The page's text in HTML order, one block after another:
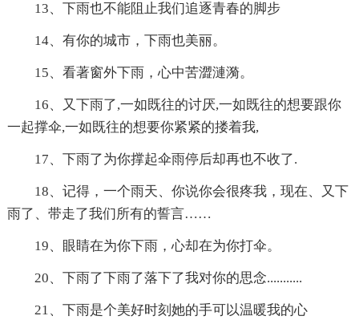
13、下雨也不能阻止我们追逐青春的脚步
14、有你的城市，下雨也美丽。
15、看著窗外下雨，心中苦澀漣漪。
16、又下雨了,一如既往的讨厌,一如既往的想要跟你
一起撑伞,一如既往的想要你紧紧的搂着我,
17、下雨了为你撑起伞雨停后却再也不收了.
18、记得，一个雨天、你说你会很疼我，现在、又下
雨了、带走了我们所有的誓言……
19、眼睛在为你下雨，心却在为你打伞。
20、下雨了下雨了落下了我对你的思念...........
21、下雨是个美好时刻她的手可以温暖我的心